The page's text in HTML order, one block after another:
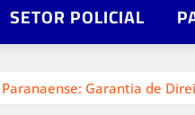
SETOR POLICIAL
Garantia de